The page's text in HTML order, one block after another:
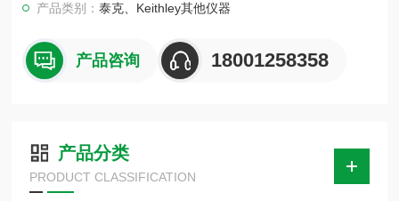
产品类别：泰克、Keithley其他仪器
产品咨询 18001258358
产品分类
PRODUCT CLASSIFICATION